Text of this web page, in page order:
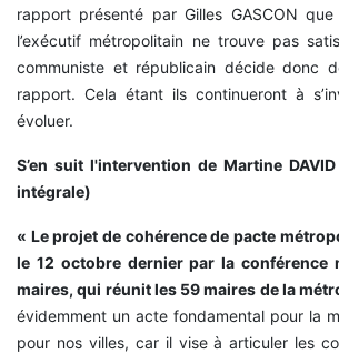
rapport présenté par Gilles GASCON
l’exécutif métropolitain ne trouve pas
communiste et républicain décide donc
rapport. Cela étant ils continueront à
évoluer.
S’en suit l'intervention de Martine
intégrale)
« Le projet de cohérence de pacte
le 12 octobre dernier par la conférence
maires, qui réunit les 59 maires de la
évidemment un acte fondamental pour la
pour nos villes, car il vise à articuler les